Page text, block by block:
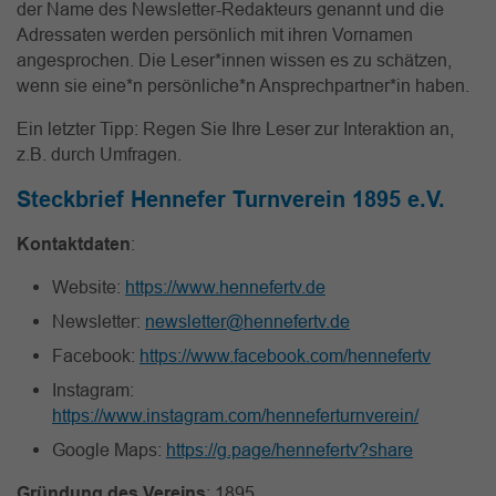
der Name des Newsletter-Redakteurs genannt und die
Adressaten werden persönlich mit ihren Vornamen
angesprochen. Die Leser*innen wissen es zu schätzen,
wenn sie eine*n persönliche*n Ansprechpartner*in haben.
Ein letzter Tipp: Regen Sie Ihre Leser zur Interaktion an,
z.B. durch Umfragen.
Steckbrief Hennefer Turnverein 1895 e.V.
Kontaktdaten:
Website: https://www.hennefertv.de
Newsletter: newsletter@hennefertv.de
Facebook: https://www.facebook.com/hennefertv
Instagram:
https://www.instagram.com/henneferturnverein/
Google Maps: https://g.page/hennefertv?share